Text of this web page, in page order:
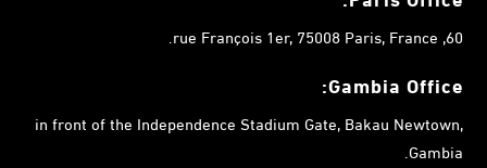
60, rue François 1er, 75008 Paris, France.
Gambia Office:
in front of the Independence Stadium Gate, Bakau Newtown,
Gambia.